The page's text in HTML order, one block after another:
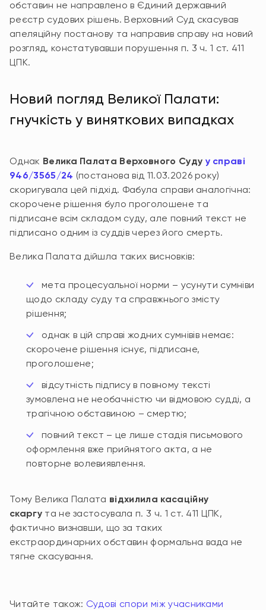
обставин не направлено в Єдиний державний
реєстр судових рішень. Верховний Суд скасував
апеляційну постанову та направив справу на новий
розгляд, констатувавши порушення п. 3 ч. 1 ст. 411
ЦПК.
Новий погляд Великої Палати:
гнучкість у виняткових випадках
Однак Велика Палата Верховного Суду у справі
946/3565/24 (постанова від 11.03.2026 року)
скоригувала цей підхід. Фабула справи аналогічна:
скорочене рішення було проголошене та
підписане всім складом суду, але повний текст не
підписано одним із суддів через його смерть.
Велика Палата дійшла таких висновків:
мета процесуальної норми – усунути сумніви
щодо складу суду та справжнього змісту
рішення;
однак в цій справі жодних сумнівів немає:
скорочене рішення існує, підписане,
проголошене;
відсутність підпису в повному тексті
зумовлена не необачністю чи відмовою судді, а
трагічною обставиною – смертю;
повний текст – це лише стадія письмового
оформлення вже прийнятого акта, а не
повторне волевиявлення.
Тому Велика Палата відхилила касаційну
скаргута не застосувала п. 3 ч. 1 ст. 411 ЦПК,
фактично визнавши, що за таких
екстраординарних обставин формальна вада не
тягне скасування.
Читайте також: Судові спори між учасниками